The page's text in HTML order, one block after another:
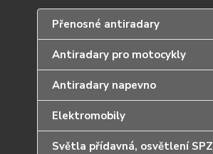
Přenosné antiradary
Antiradary pro motocykly
Antiradary napevno
Elektromobily
Světla přídavná, osvětlení SPZ